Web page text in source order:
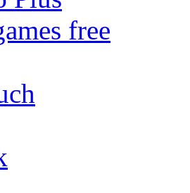
free